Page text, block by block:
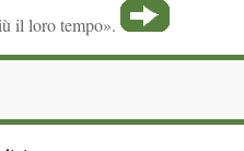
il loro tempo».